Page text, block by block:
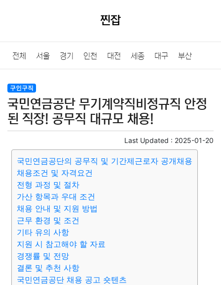
찐잡
전체 서울 경기 인천 대전 세종 대구 부산
울산
전남 제주
구인구직
국민연금공단 무기계약직비정규직 안정
된 직장! 공무직 대규모 채용!
Last Updated : 2025-01-20
국민연금공단의 공무직 및 기간제근로자 공개채용
채용조건 및 자격요건
전형 과정 및 절차
가산 항목과 우대 조건
채용 안내 및 지원 방법
근무 환경 및 조건
기타 유의 사항
지원 시 참고해야 할 자료
경쟁률 및 전망
결론 및 추천 사항
국민연금공단 채용 공고 숏텐츠